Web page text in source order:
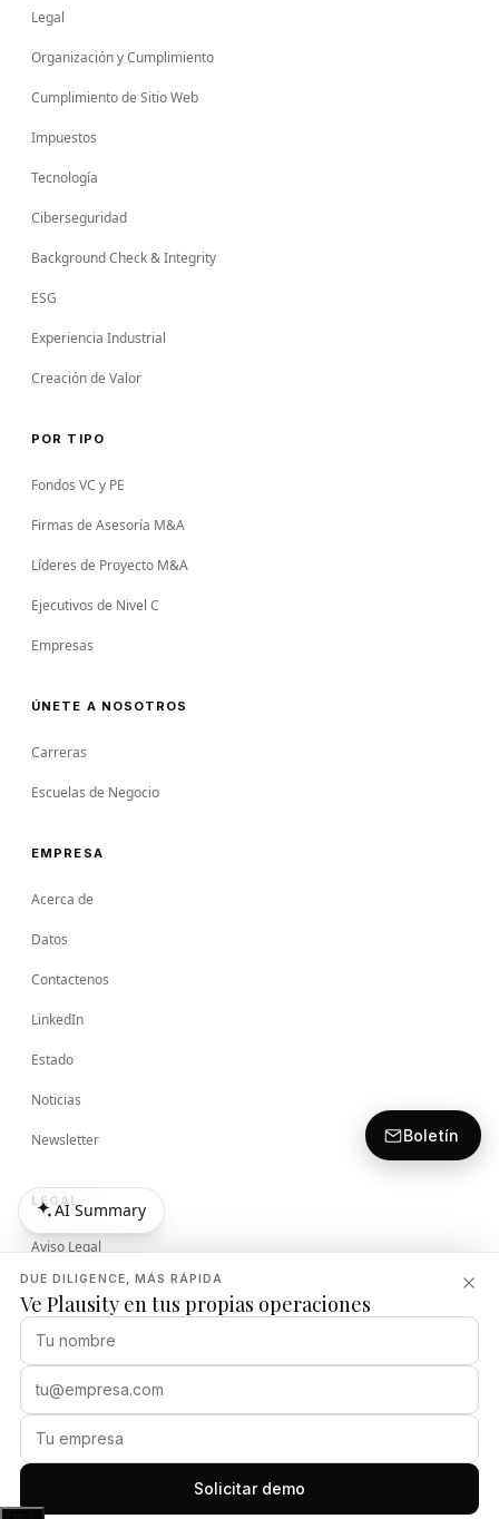
DUE DILIGENCE, MÁS RÁPIDA
Ve Plausity en tus propias operaciones
Solicitar demo
Legal
Organización y Cumplimiento
Cumplimiento de Sitio Web
Impuestos
Tecnología
Ciberseguridad
Background Check & Integrity
ESG
Experiencia Industrial
Creación de Valor
POR TIPO
Fondos VC y PE
Firmas de Asesoría M&A
Líderes de Proyecto M&A
Ejecutivos de Nivel C
Empresas
ÚNETE A NOSOTROS
Carreras
Escuelas de Negocio
EMPRESA
Acerca de
Datos
Contactenos
LinkedIn
Estado
Noticias
Newsletter
LEGAL
Aviso Legal
Términos
Política de Seguridad
PLAUSITY
AI Summary
AI Summary
Boletín